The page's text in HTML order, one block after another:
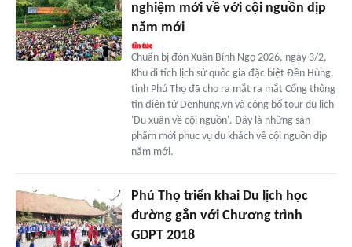
nghiệm mới về với cội nguồn dịp
năm mới
Chuẩn bị đón Xuân Bính Ngọ 2026, ngày 3/2,
Khu di tích lịch sử quốc gia đặc biệt Đền Hùng,
tỉnh Phú Thọ đã cho ra mắt ra mắt Cổng thông
tin điện tử Denhung.vn và công bố tour du lịch
'Du xuân về cội nguồn'. Đây là những sản
phẩm mới phục vụ du khách về cội nguồn dịp
năm mới.
Phú Thọ triển khai Du lịch học
đường gắn với Chương trình
GDPT 2018